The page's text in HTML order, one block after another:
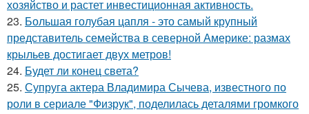
хозяйство и растет инвестиционная активность.
23. Большая голубая цапля - это самый крупный
представитель семейства в северной Америке: размах
крыльев достигает двух метров!
24. Будет ли конец света?
25. Супруга актера Владимира Сычева, известного по
роли в сериале "Физрук", поделилась деталями громкого